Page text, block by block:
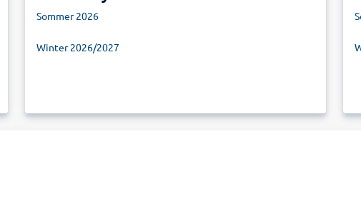
Sommer 2026
Winter 2026/2027